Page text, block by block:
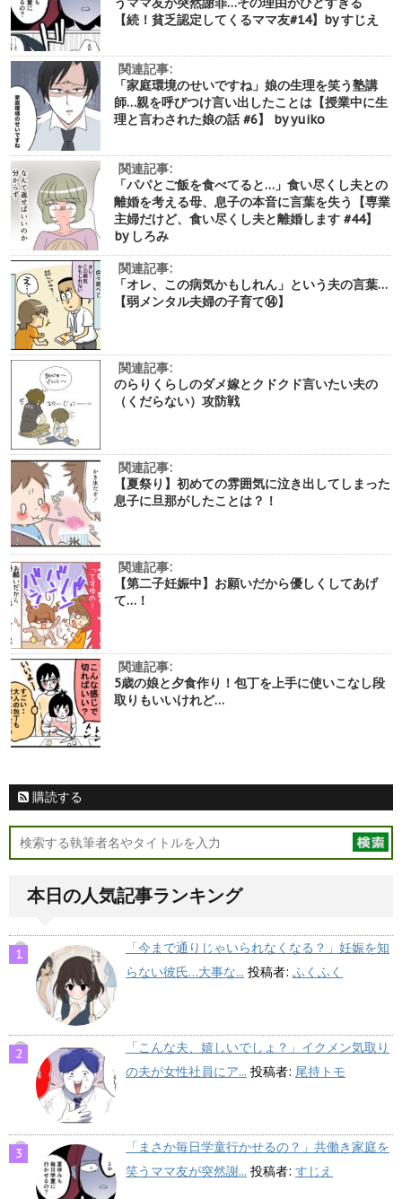
【続！貧乏認定してくるママ友#14】by すじえ
関連記事:
「家庭環境のせいですね」娘の生理を笑う塾講
師…親を呼びつけ言い出したことは【授業中に生
理と言わされた娘の話 #6】 by yuiko
関連記事:
「パパとご飯を食べてると…」食い尽くし夫との
離婚を考える母、息子の本音に言葉を失う【専業
主婦だけど、食い尽くし夫と離婚します #44】
by しろみ
関連記事:
「オレ、この病気かもしれん」という夫の言葉…
【弱メンタル夫婦の子育て⑭】
関連記事:
のらりくらしのダメ嫁とクドクド言いたい夫の
（くだらない）攻防戦
関連記事:
【夏祭り】初めての雰囲気に泣き出してしまった
息子に旦那がしたことは？！
関連記事:
【第二子妊娠中】お願いだから優しくしてあげ
て…！
関連記事:
5歳の娘と夕食作り！包丁を上手に使いこなし段
取りもいいけれど…
購読する
本日の人気記事ランキング
「今まで通りじゃいられなくなる？」妊娠を知
らない彼氏…大事な... 投稿者: ふくふく
「こんな夫、嬉しいでしょ？」イクメン気取り
の夫が女性社員にア... 投稿者: 尾持トモ
「まさか毎日学童行かせるの？」共働き家庭を
笑うママ友が突然謝... 投稿者: すじえ